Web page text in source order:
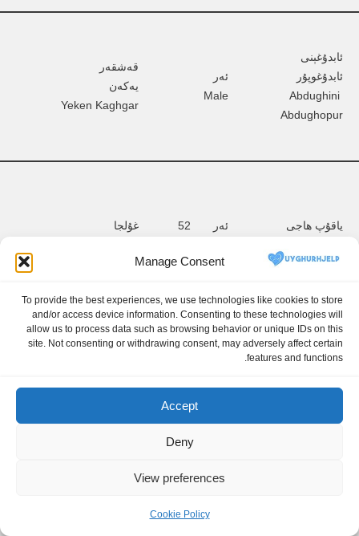
Manage Consent
To provide the best experiences, we use technologies like cookies to store
and/or access device information. Consenting to these technologies will
allow us to process data such as browsing behavior or unique IDs on this
site. Not consenting or withdrawing consent, may adversely affect certain
features and functions.
Accept
Deny
View preferences
Cookie Policy
ئابدۇغېنى
ئابدۇغوپۇر
Abdughini
Abdughopur
ئەر
Male
قەشقەر
يەكەن
Yeken Kaghgar
ياقۇپ ھاجى ئەر       52 غۇلجا
ۋىسال
شەمشىدىن ئادىل
Wisal
ئەر
غۇلجا